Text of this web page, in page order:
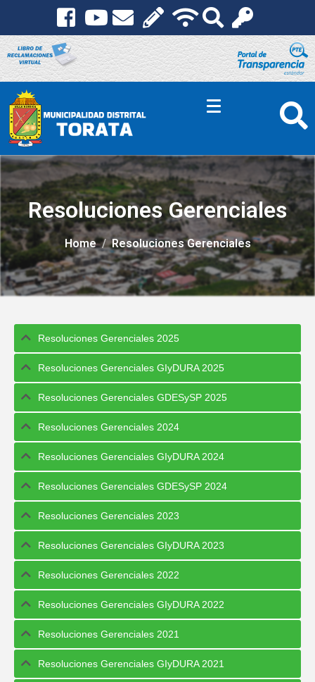
Resoluciones Gerenciales
Home Resoluciones Gerenciales
Resoluciones Gerenciales 2025
Resoluciones Gerenciales GIyDURA 2025
Resoluciones Gerenciales GDESySP 2025
Resoluciones Gerenciales 2024
Resoluciones Gerenciales GIyDURA 2024
Resoluciones Gerenciales GDESySP 2024
Resoluciones Gerenciales 2023
Resoluciones Gerenciales GIyDURA 2023
Resoluciones Gerenciales 2022
Resoluciones Gerenciales GIyDURA 2022
Resoluciones Gerenciales 2021
Resoluciones Gerenciales GIyDURA 2021